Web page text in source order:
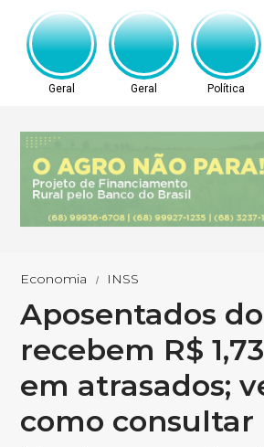
Geral Geral Política
Economia INSS
Aposentados do
recebem R$
em atrasados;
como consultar